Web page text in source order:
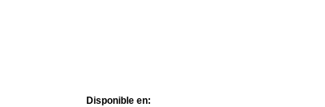
Disponible en: